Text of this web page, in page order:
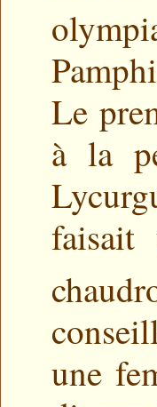
Le
à la
faisait
une